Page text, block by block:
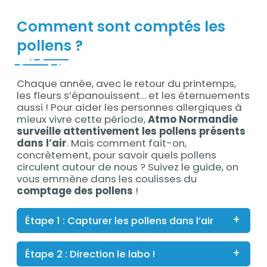
Comment sont comptés les
pollens ?
Contenu
Chaque année, avec le retour du printemps,
les fleurs s’épanouissent… et les éternuements
aussi ! Pour aider les personnes allergiques à
mieux vivre cette période,Atmo Normandie
surveille attentivement les pollens présents
dans l’air. Mais comment fait-on,
concrètement, pour savoir quels pollens
circulent autour de nous ? Suivez le guide, on
vous emmène dans les coulisses du
comptage des pollens !
Étape 1 : Capturer les pollens dans l’air
Étape 2 : Direction le labo !